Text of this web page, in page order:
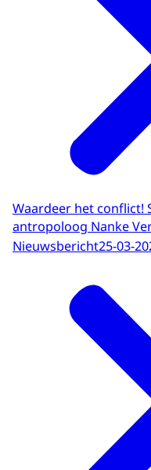
Waardeer het conflict!
antropoloog Nanke
Nieuwsbericht25-03-